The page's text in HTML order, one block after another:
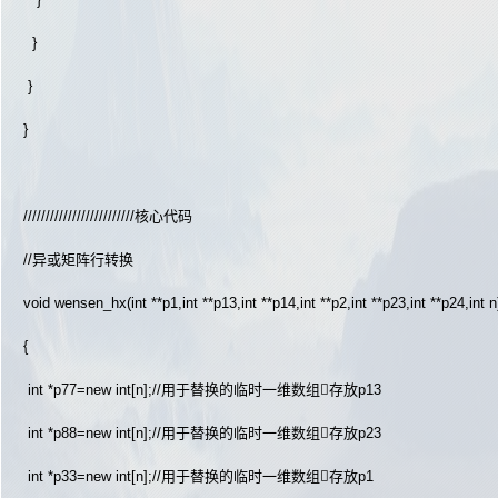
}
}
}
/////////////////////////核心代码
//异或矩阵行转换
void wensen_hx(int **p1,int **p13,int **p14,int **p2,int **p23,int **p24,int
{
int *p77=new int[n];//用于替换的临时一维数组存放p13
int *p88=new int[n];//用于替换的临时一维数组存放p23
int *p33=new int[n];//用于替换的临时一维数组存放p1